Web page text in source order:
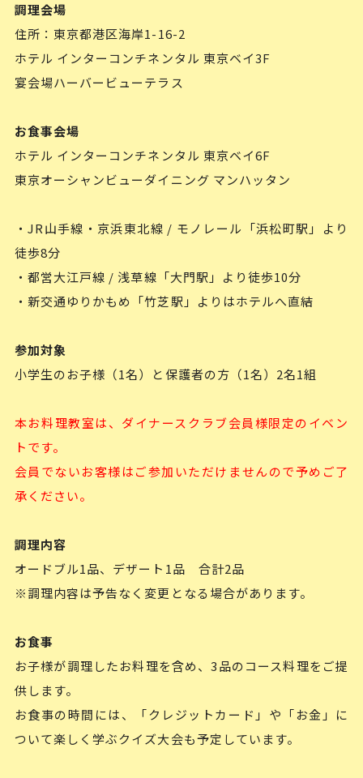
調理会場
住所：東京都港区海岸1-16-2
ホテル インターコンチネンタル 東京ベイ3F
宴会場ハーバービューテラス
お食事会場
ホテル インターコンチネンタル 東京ベイ6F
東京オーシャンビューダイニング マンハッタン
・JR山手線・京浜東北線 / モノレール「浜松町駅」より
徒歩8分
・都営大江戸線 / 浅草線「大門駅」より徒歩10分
・新交通ゆりかもめ「竹芝駅」よりはホテルへ直結
参加対象
小学生のお子様（1名）と保護者の方（1名）2名1組
本お料理教室は、ダイナースクラブ会員様限定のイベン
トです。
会員でないお客様はご参加いただけませんので予めご了
承ください。
調理内容
オードブル1品、デザート1品 合計2品
※調理内容は予告なく変更となる場合があります。
お食事
お子様が調理したお料理を含め、3品のコース料理をご提
供します。
お食事の時間には、「クレジットカード」や「お金」に
ついて楽しく学ぶクイズ大会も予定しています。